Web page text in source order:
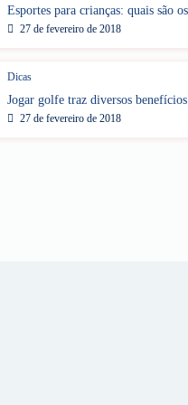
Esportes para crianças: quais são
27 de fevereiro de 2018
Dicas
Jogar golfe traz diversos benefícios
27 de fevereiro de 2018